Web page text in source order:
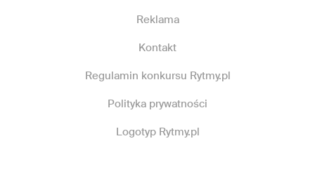
Reklama
Kontakt
Regulamin konkursu Rytmy.pl
Polityka prywatności
Logotyp Rytmy.pl